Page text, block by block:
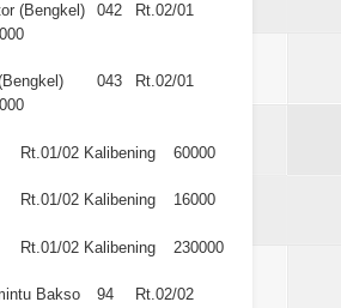
(Bengkel) 042
Rt.02/01
043
Rt.02/01
Rt.01/02 Kalibening 60000
Rt.01/02 Kalibening 16000
Rt.01/02 Kalibening 230000
Bakso 94
Rt.02/02